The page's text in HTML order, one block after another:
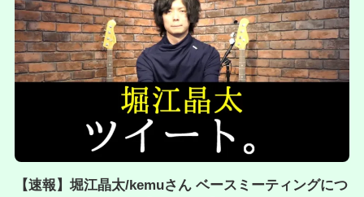
【速報】堀江晶太/kemuさん ベースミーティングにつ